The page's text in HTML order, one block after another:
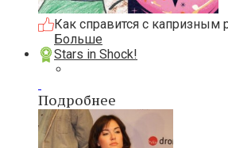
Как справится с капризным
Больше
Stars in Shock!
Подробнее